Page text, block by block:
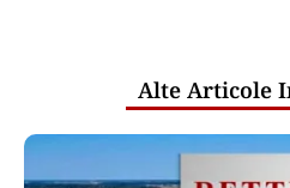
Alte Articole